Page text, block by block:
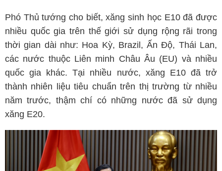
Phó Thủ tướng cho biết, xăng sinh học E10 đã được
nhiều quốc gia trên thế giới sử dụng rộng rãi trong
thời gian dài như: Hoa Kỳ, Brazil, Ấn Độ, Thái Lan,
các nước thuộc Liên minh Châu Âu (EU) và nhiều
quốc gia khác. Tại nhiều nước, xăng E10 đã trở
thành nhiên liệu tiêu chuẩn trên thị trường từ nhiều
năm trước, thậm chí có những nước đã sử dụng
xăng E20.